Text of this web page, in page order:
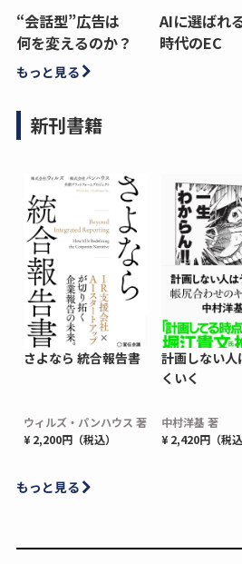
“会話型”広告は
何を変えるのか？
AIに選ばれ
時代のEC
もっと見る
新刊書籍
さよなら 統合報告書
ウィルズ・パンハウス 著
¥ 2,200円（税込）
計画しない人
くいく
中村洋基 著
¥ 2,420円（税込
もっと見る